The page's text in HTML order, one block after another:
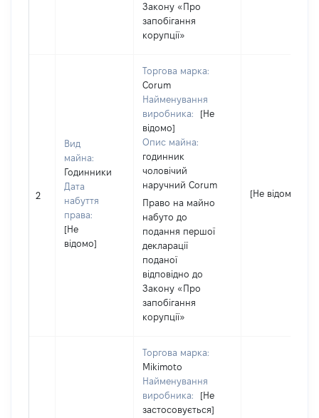
Закону «Про
запобігання
корупції»
2
Вид
майна:
Годинники
Дата
набуття
права:
[Не
відомо]
Торгова марка:
Corum
Найменування
виробника:
[Не
відомо]
Опис майна:
годинник
чоловічий
наручний Corum
Право на майно
набуто до
подання першої
декларації
поданої
відповідно до
Закону «Про
запобігання
корупції»
[Не відомо]
Торгова марка:
Mikimoto
Найменування
виробника:
[Не
застосовується]